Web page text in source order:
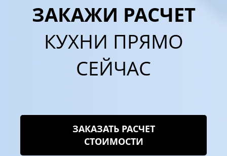
ЗАКАЖИ РАСЧЕТ
КУХНИ ПРЯМО
СЕЙЧАС
ЗАКАЗАТЬ РАСЧЕТ
СТОИМОСТИ